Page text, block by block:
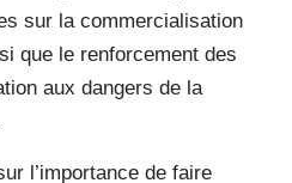
sur la commercialisation
que le renforcement des
aux dangers de la
l’importance de faire